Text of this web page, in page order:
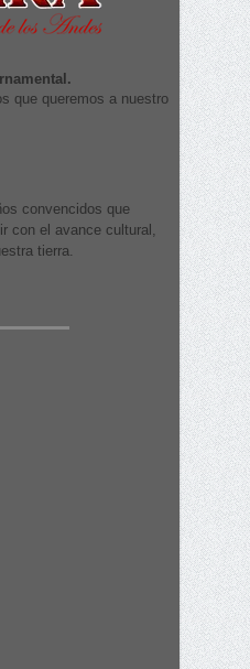
que queremos a nuestro
convencidos que
con el avance cultural,
tierra.